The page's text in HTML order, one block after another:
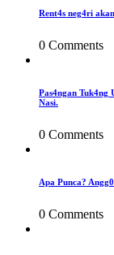
Rent4s neg4ri
0 Comments
Pas4ngan Tuk4ng
Nasi.
0 Comments
Apa Punca?
0 Comments